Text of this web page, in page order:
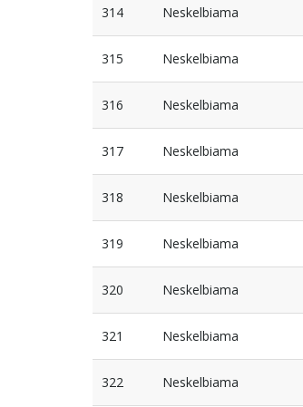
314 Neskelbiama
315 Neskelbiama
316 Neskelbiama
317 Neskelbiama
318 Neskelbiama
319 Neskelbiama
320 Neskelbiama
321 Neskelbiama
322 Neskelbiama